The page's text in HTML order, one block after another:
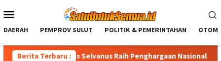
ke
Mobile
DAERAH PEMPROV SULUT POLITIK & PEMERINTAHAN
Berita Terbaru :
Sulut Yulius Selvanus Raih Penghargaan Nasional LPM RI